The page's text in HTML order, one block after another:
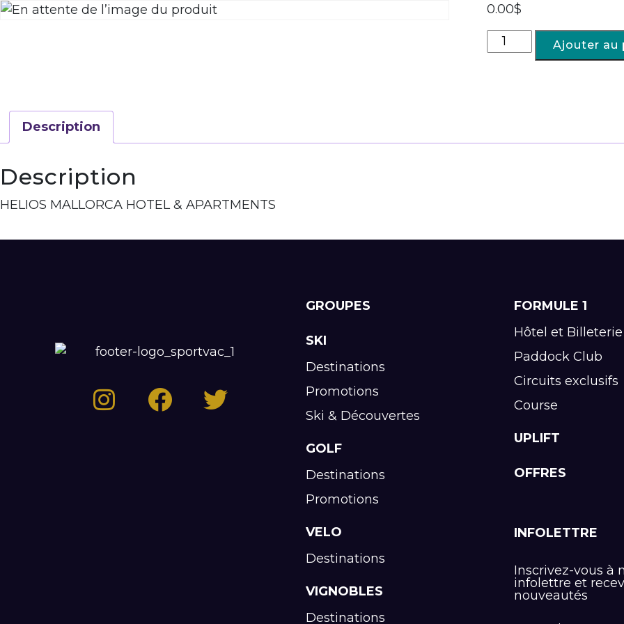
0.00$
Ajouter au
Description
Description
HELIOS MALLORCA HOTEL & APARTMENTS
GROUPES
SKI
Destinations
Promotions
Ski & Découvertes
GOLF
Destinations
Promotions
VELO
Destinations
VIGNOBLES
Destinations
FORMULE 1
Hôtel et Billeterie
Paddock Club
Circuits exclusifs
Course
UPLIFT
OFFRES
INFOLETTRE
Inscrivez-vous à
infolettre et
nouveautés